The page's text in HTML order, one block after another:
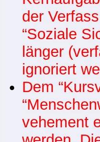
der
“Soziale
länger
ignoriert
Dem